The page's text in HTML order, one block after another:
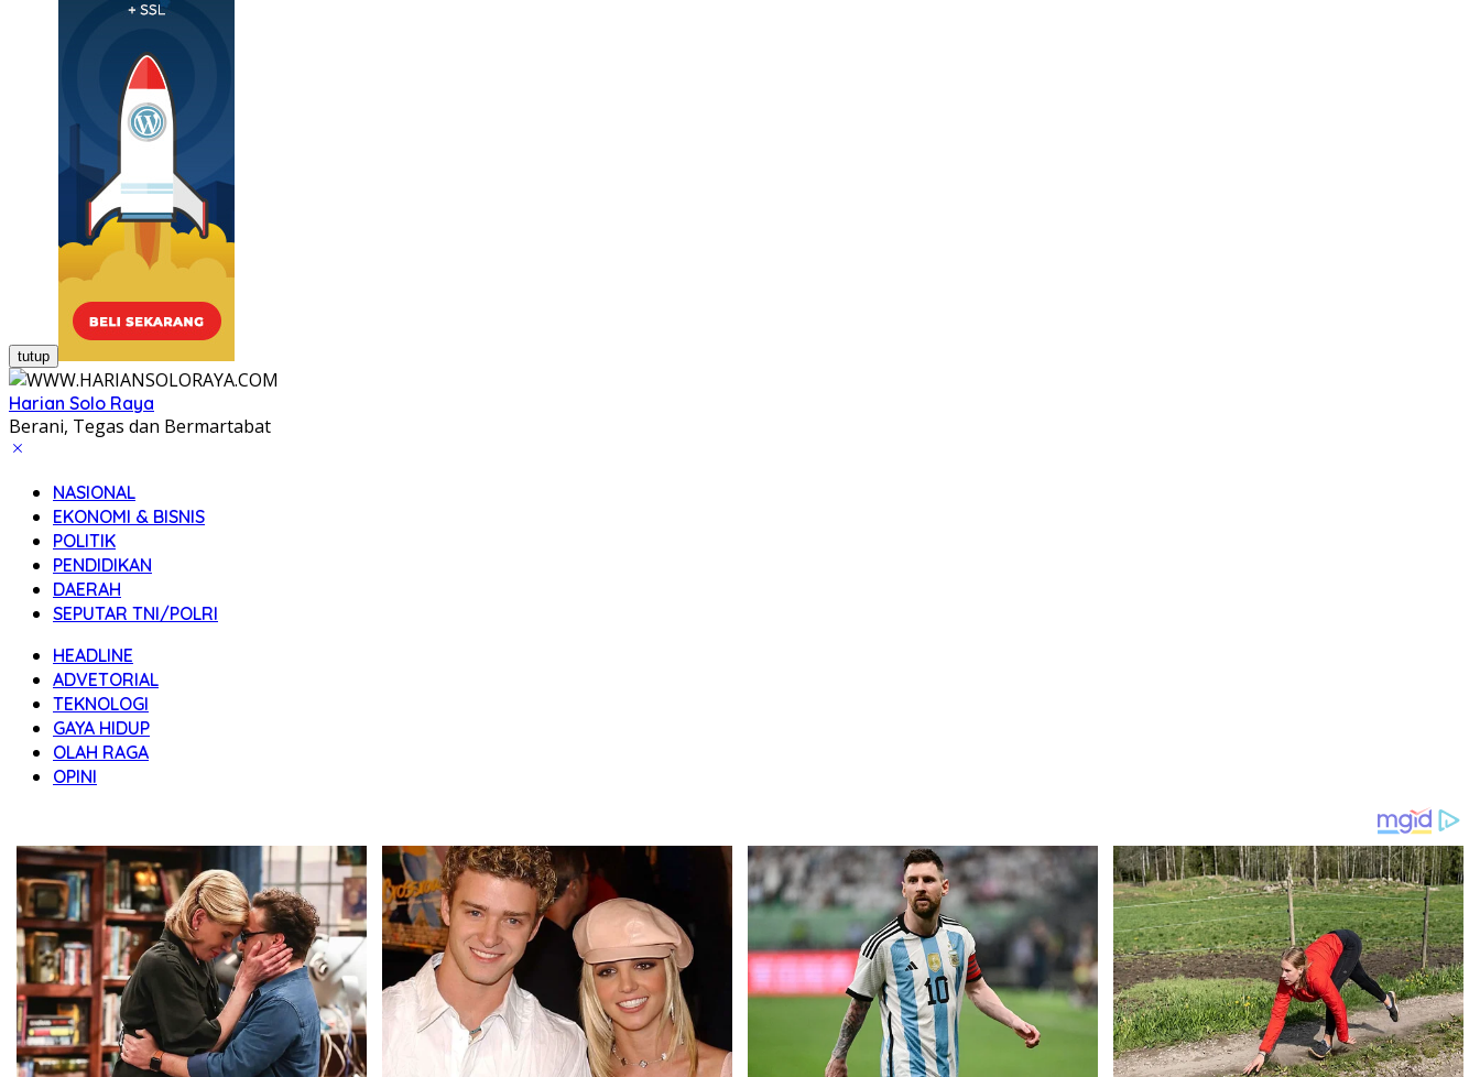
tutup
Harian Solo Raya
Berani, Tegas dan Bermartabat
NASIONAL
EKONOMI & BISNIS
POLITIK
PENDIDIKAN
DAERAH
SEPUTAR TNI/POLRI
HEADLINE
ADVETORIAL
TEKNOLOGI
GAYA HIDUP
OLAH RAGA
OPINI